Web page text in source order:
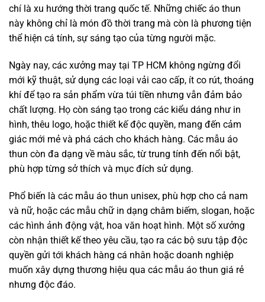
chí là xu hướng thời trang quốc tế. Những chiếc áo thun
này không chỉ là món đồ thời trang mà còn là phương tiện
thể hiện cá tính, sự sáng tạo của từng người mặc.
Ngày nay, các xưởng may tại TP HCM không ngừng đổi
mới kỹ thuật, sử dụng các loại vải cao cấp, ít co rút, thoáng
khí để tạo ra sản phẩm vừa túi tiền nhưng vẫn đảm bảo
chất lượng. Họ còn sáng tạo trong các kiểu dáng như in
hình, thêu logo, hoặc thiết kế độc quyền, mang đến cảm
giác mới mẻ và phá cách cho khách hàng. Các mẫu áo
thun còn đa dạng về màu sắc, từ trung tính đến nổi bật,
phù hợp từng sở thích và mục đích sử dụng.
Phổ biến là các mẫu áo thun unisex, phù hợp cho cả nam
và nữ, hoặc các mẫu chữ in dạng châm biếm, slogan, hoặc
các hình ảnh động vật, hoa văn hoạt hình. Một số xưởng
còn nhận thiết kế theo yêu cầu, tạo ra các bộ sưu tập độc
quyền gửi tới khách hàng cá nhân hoặc doanh nghiệp
muốn xây dựng thương hiệu qua các mẫu áo thun giá rẻ
nhưng độc đáo.